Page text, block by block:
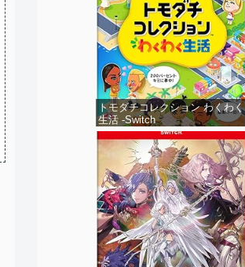
トモダチコレクション わくわく
生活 -Switch